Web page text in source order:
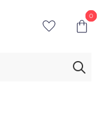
0
0